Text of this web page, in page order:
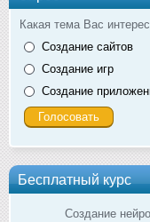
Какая тема Вас
Создание сайтов
Создание игр
Создание
Бесплатный курс
Создание